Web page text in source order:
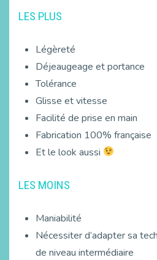
LES PLUS
Légèreté
Déjeaugeage et portance
Tolérance
Glisse et vitesse
Facilité de prise en main
Fabrication 100% française
Et le look aussi
LES MOINS
Maniabilité
Nécessiter d’adapter sa
de niveau intermédiaire